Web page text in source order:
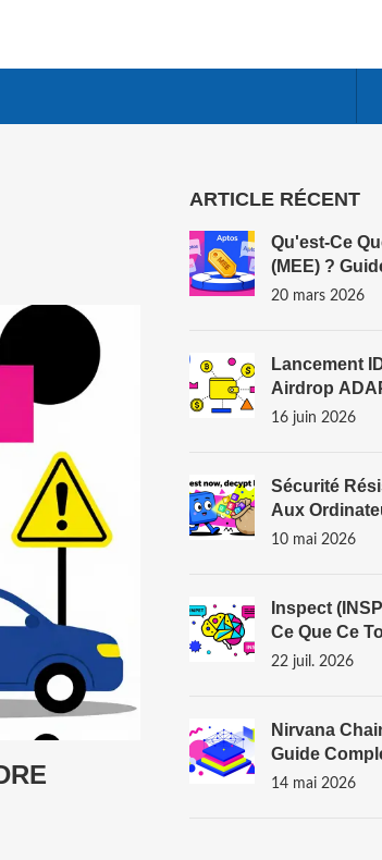
ARTICLE RÉCENT
Qu'est-Ce
(MEE) ?
Sur La
20 mars 2026
Lancement
Airdrop
(ADAPAD) :
16 juin 2026
Sécurité
Aux
Quantiques :
10 mai 2026
Inspect
Ce Que Ce
Social ?
22 juil. 2026
Nirvana
Guide
Technologie
14 mai 2026